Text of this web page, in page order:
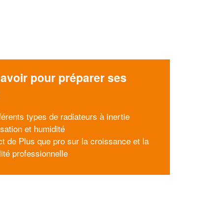
pour préparer ses
types de radiateurs à inertie
et humidité
de Plus que pro sur la croissance et la
professionnelle